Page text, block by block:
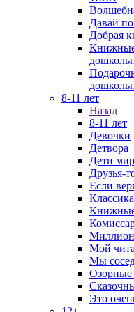
Давай
Добрая
8-11 лет
Назад
8-11 лет
Девочки
Детвора
Дети
Друзья-
Если
Книжные
Мой
Мы
Озорные
Это